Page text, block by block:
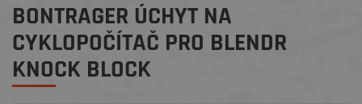
BONTRAGER ÚCHYT NA
CYKLOPOČÍTAČ PRO BLENDR
KNOCK BLOCK